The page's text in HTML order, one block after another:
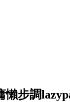
懶步調